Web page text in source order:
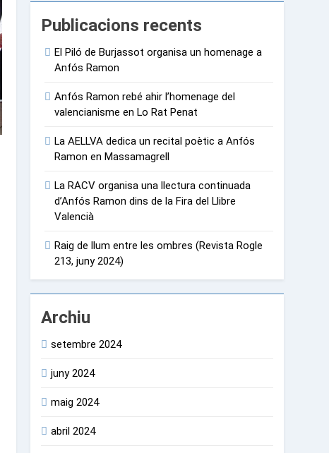
Publicacions recents
El Piló de Burjassot organisa un homenage a
Anfós Ramon
Anfós Ramon rebé ahir l’homenage del
valencianisme en Lo Rat Penat
La AELLVA dedica un recital poètic a Anfós
Ramon en Massamagrell
La RACV organisa una llectura continuada
d’Anfós Ramon dins de la Fira del Llibre
Valencià
Raig de llum entre les ombres (Revista Rogle
213, juny 2024)
Archiu
setembre 2024
juny 2024
maig 2024
abril 2024